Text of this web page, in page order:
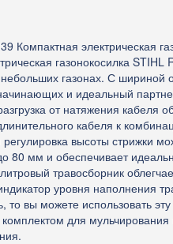
Компактная электрическая
газонокосилка STIHL
газонах. С шириной
и идеальный
от натяжения кабеля
кабеля к
высоты стрижки
80 мм и обеспечивает
травосборник
уровня наполнения
то вы можете использовать
для мульчирования